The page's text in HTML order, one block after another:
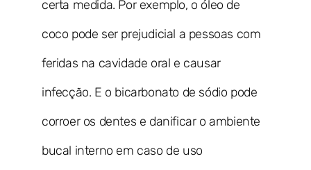
certa medida. Por exemplo, o óleo de
coco pode ser prejudicial a pessoas com
feridas na cavidade oral e causar
infecção. E o bicarbonato de sódio pode
corroer os dentes e danificar o ambiente
bucal interno em caso de uso